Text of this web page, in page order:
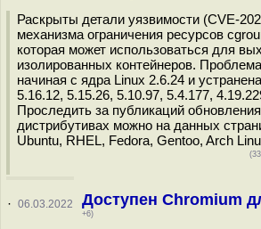
Раскрыты детали уязвимости (CVE-
механизма ограничения ресурсов
которая может использоваться для
изолированных контейнеров.
начиная с ядра Linux 2.6.24 и
5.16.12, 5.15.26, 5.10.97, 5.4.177,
Проследить за публикаций
дистрибутивах можно на данных
Ubuntu, RHEL, Fedora, Gentoo, Arch
· 06.03.2022 Доступен Chromium
+6)